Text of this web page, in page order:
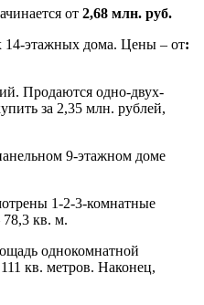
от 2,68 млн. руб.
14-этажных дома. Цены – от:
Продаются одно-двух-
за 2,35 млн. рублей,
9-этажном доме
1-2-3-комнатные
кв. м.
однокомнатной
кв. метров. Наконец,